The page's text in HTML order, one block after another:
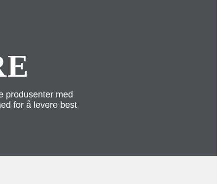
produsenter med
for å levere best